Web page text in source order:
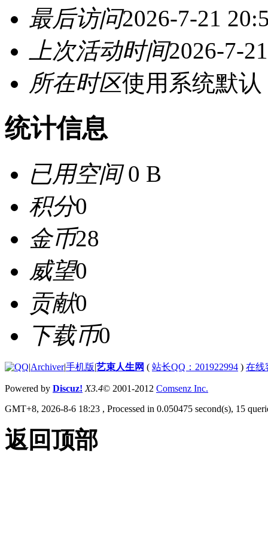
最后访问2026-7-21
上次活动时间2026-7-
所在时区使用系统默认
统计信息
已用空间0 B
积分0
金币28
威望0
贡献0
下载币0
|Archiver|手机版|艺束人生网 ( 站长QQ：201922994 ) 在线
Powered by Discuz! X3.4© 2001-2012 Comsenz Inc.
GMT+8, 2026-8-6 18:23 , Processed in 0.050475 second(s), 15
返回顶部